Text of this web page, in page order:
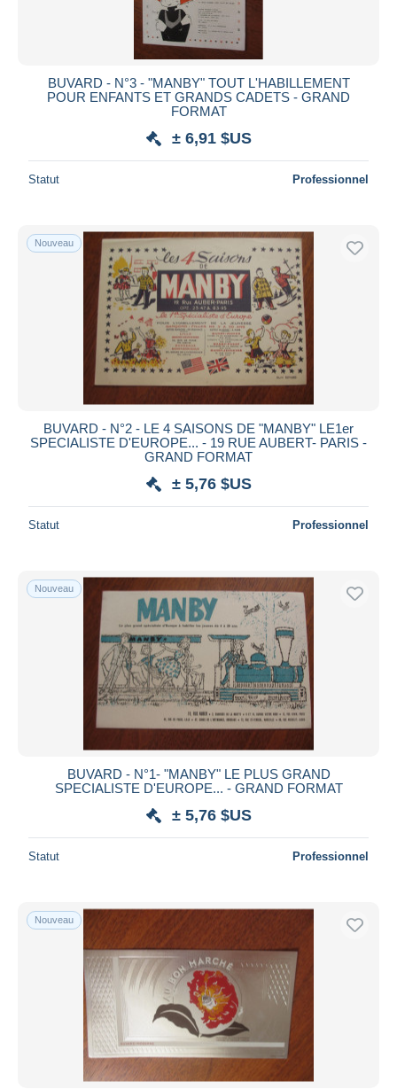
BUVARD - N°3 - "MANBY" TOUT L'HABILLEMENT
POUR ENFANTS ET GRANDS CADETS - GRAND
FORMAT
± 6,91 $US
Statut Professionnel
Nouveau
BUVARD - N°2 - LE 4 SAISONS DE "MANBY" LE1er
SPECIALISTE D'EUROPE... - 19 RUE AUBERT- PARIS -
GRAND FORMAT
± 5,76 $US
Statut Professionnel
Nouveau
BUVARD - N°1- "MANBY" LE PLUS GRAND
SPECIALISTE D'EUROPE... - GRAND FORMAT
± 5,76 $US
Statut Professionnel
Nouveau